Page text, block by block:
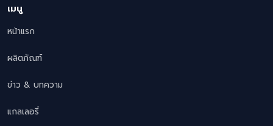
เมนู
หน้าแรก
ผลิตภัณฑ์
ข่าว & บทความ
แกลเลอรี่